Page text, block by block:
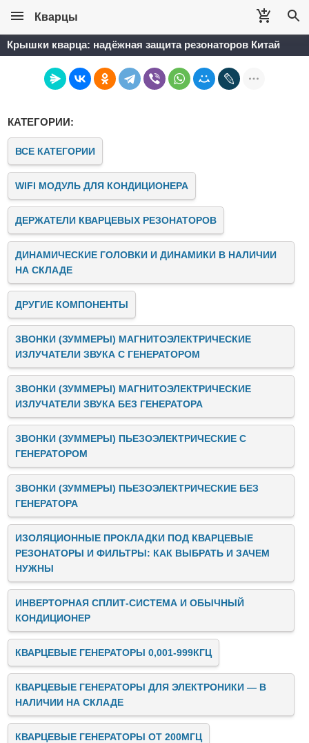
Кварцы
Крышки кварца: надёжная защита резонаторов Китай
КАТЕГОРИИ:
ВСЕ КАТЕГОРИИ
WIFI МОДУЛЬ ДЛЯ КОНДИЦИОНЕРА
ДЕРЖАТЕЛИ КВАРЦЕВЫХ РЕЗОНАТОРОВ
ДИНАМИЧЕСКИЕ ГОЛОВКИ И ДИНАМИКИ В НАЛИЧИИ
НА СКЛАДЕ
ДРУГИЕ КОМПОНЕНТЫ
ЗВОНКИ (ЗУММЕРЫ) МАГНИТОЭЛЕКТРИЧЕСКИЕ
ИЗЛУЧАТЕЛИ ЗВУКА C ГЕНЕРАТОРОМ
ЗВОНКИ (ЗУММЕРЫ) МАГНИТОЭЛЕКТРИЧЕСКИЕ
ИЗЛУЧАТЕЛИ ЗВУКА БЕЗ ГЕНЕРАТОРА
ЗВОНКИ (ЗУММЕРЫ) ПЬЕЗОЭЛЕКТРИЧЕСКИЕ C
ГЕНЕРАТОРОМ
ЗВОНКИ (ЗУММЕРЫ) ПЬЕЗОЭЛЕКТРИЧЕСКИЕ БЕЗ
ГЕНЕРАТОРА
ИЗОЛЯЦИОННЫЕ ПРОКЛАДКИ ПОД КВАРЦЕВЫЕ
РЕЗОНАТОРЫ И ФИЛЬТРЫ: КАК ВЫБРАТЬ И ЗАЧЕМ
НУЖНЫ
ИНВЕРТОРНАЯ СПЛИТ-СИСТЕМА И ОБЫЧНЫЙ
КОНДИЦИОНЕР
КВАРЦЕВЫЕ ГЕНЕРАТОРЫ 0,001-999КГЦ
КВАРЦЕВЫЕ ГЕНЕРАТОРЫ ДЛЯ ЭЛЕКТРОНИКИ — В
НАЛИЧИИ НА СКЛАДЕ
КВАРЦЕВЫЕ ГЕНЕРАТОРЫ ОТ 200МГЦ